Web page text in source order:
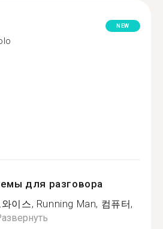
NEW
для разговора
이스, Running Man, 컴퓨터,